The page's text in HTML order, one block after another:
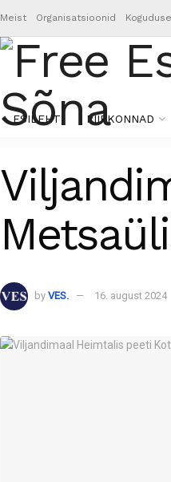
Meist Organisatsioonid
ESILEHT PIIRKONNAD
by VES. 16. august 2024